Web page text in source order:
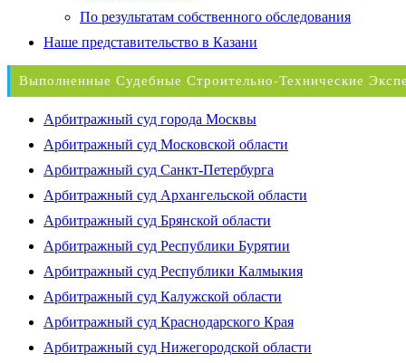
По результатам собственного обследования
Наше представительство в Казани
Выполненные Судебные Строительно-Технические
Арбитражный суд города Москвы
Арбитражный суд Московской области
Арбитражный суд Санкт-Петербурга
Арбитражный суд Архангельской области
Арбитражный суд Брянской области
Арбитражный суд Республики Бурятии
Арбитражный суд Республики Калмыкия
Арбитражный суд Калужской области
Арбитражный суд Краснодарского Края
Арбитражный суд Нижегородской области